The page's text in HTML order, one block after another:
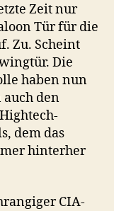
Zeit nur
Tür für die
Zu. Scheint
Die
haben nun
auch den
dem das
hinterher
CIA-